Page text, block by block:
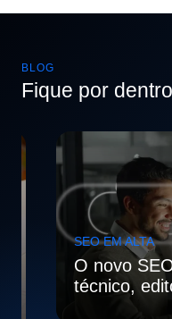
BLOG
Fique por dentro
SEO EM ALTA
O novo SEO
técnico,